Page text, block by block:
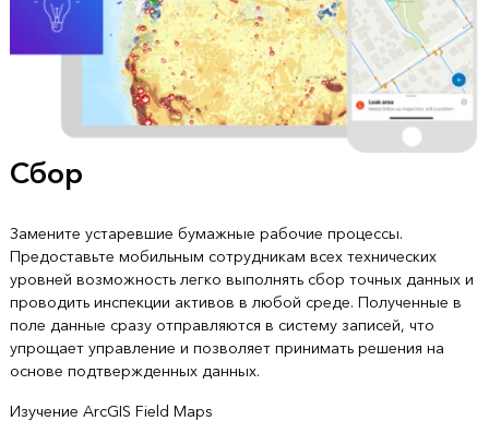
Сбор
Замените устаревшие бумажные рабочие процессы.
Предоставьте мобильным сотрудникам всех технических
уровней возможность легко выполнять сбор точных данных и
проводить инспекции активов в любой среде. Полученные в
поле данные сразу отправляются в систему записей, что
упрощает управление и позволяет принимать решения на
основе подтвержденных данных.
Изучение ArcGIS Field Maps